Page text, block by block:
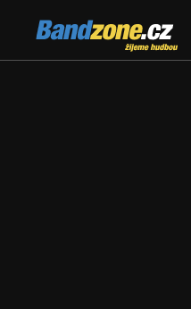
Bandzone.cz
žijeme hudbou